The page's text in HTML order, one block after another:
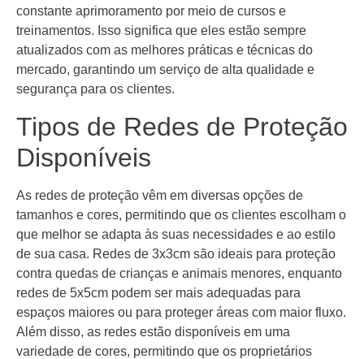
constante aprimoramento por meio de cursos e
treinamentos. Isso significa que eles estão sempre
atualizados com as melhores práticas e técnicas do
mercado, garantindo um serviço de alta qualidade e
segurança para os clientes.
Tipos de Redes de Proteção
Disponíveis
As redes de proteção vêm em diversas opções de
tamanhos e cores, permitindo que os clientes escolham o
que melhor se adapta às suas necessidades e ao estilo
de sua casa. Redes de 3x3cm são ideais para proteção
contra quedas de crianças e animais menores, enquanto
redes de 5x5cm podem ser mais adequadas para
espaços maiores ou para proteger áreas com maior fluxo.
Além disso, as redes estão disponíveis em uma
variedade de cores, permitindo que os proprietários